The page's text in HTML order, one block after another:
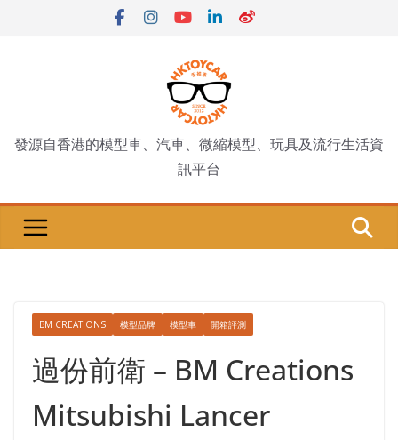
發源自香港的模型車、汽車、微縮模型、玩具及流行生活資
訊平台
BM CREATIONS 模型品牌 模型車 開箱評測
過份前衛 – BM Creations
Mitsubishi Lancer